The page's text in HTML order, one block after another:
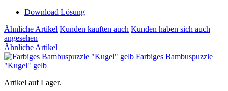
Download Lösung
Ähnliche Artikel Kunden kauften auch Kunden haben sich auch
angesehen
Ähnliche Artikel
Farbiges Bambuspuzzle
"Kugel" gelb
Artikel auf Lager.